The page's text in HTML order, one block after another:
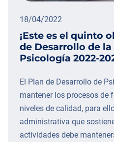
18/04/2022
¡Este es el quinto
de Desarrollo de
Psicología 2022-
El Plan de Desarrollo de
mantener los procesos de
niveles de calidad, para
administrativa que
actividades debe